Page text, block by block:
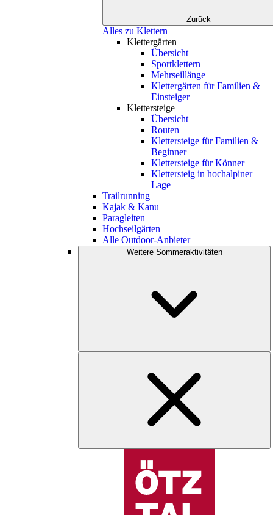
Zurück
Alles zu Klettern
Klettergärten
Übersicht
Sportklettern
Mehrseillänge
Klettergärten für Familien &
Einsteiger
Klettersteige
Übersicht
Routen
Klettersteige für Familien &
Beginner
Klettersteige für Könner
Klettersteig in hochalpiner
Lage
Trailrunning
Kajak & Kanu
Paragleiten
Hochseilgärten
Alle Outdoor-Anbieter
Weitere Sommeraktivitäten